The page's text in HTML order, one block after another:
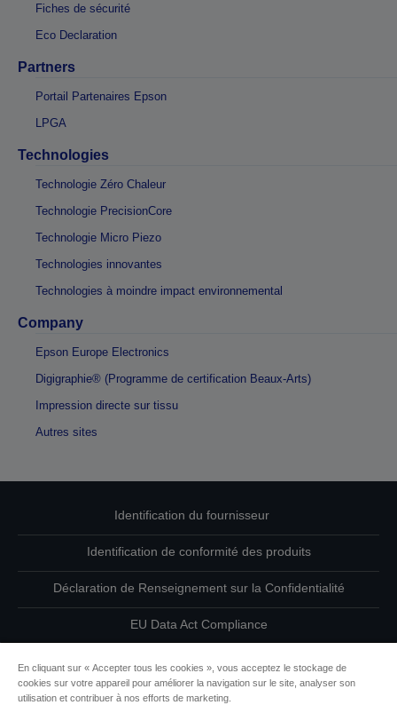
Fiches de sécurité
Eco Declaration
Partners
Portail Partenaires Epson
LPGA
Technologies
Technologie Zéro Chaleur
Technologie PrecisionCore
Technologie Micro Piezo
Technologies innovantes
Technologies à moindre impact environnemental
Company
Epson Europe Electronics
Digigraphie® (Programme de certification Beaux-Arts)
Impression directe sur tissu
Autres sites
Identification du fournisseur
Identification de conformité des produits
Déclaration de Renseignement sur la Confidentialité
EU Data Act Compliance
Informations sur les cookies
En cliquant sur « Accepter tous les cookies », vous acceptez le stockage de
cookies sur votre appareil pour améliorer la navigation sur le site, analyser son
utilisation et contribuer à nos efforts de marketing.